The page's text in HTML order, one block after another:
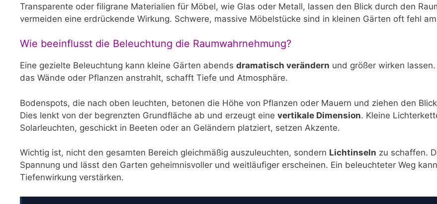
Transparente oder filigrane Materialien für Möbel, wie Glas oder Metall, lassen den Blick durch den
vermeiden eine erdrückende Wirkung. Schwere, massive Möbelstücke sind in kleinen Gärten oft fehl
Wie beeinflusst die Beleuchtung die Raumwahrnehmung?
Eine gezielte Beleuchtung kann kleine Gärten abends dramatisch verändern und größer wirken
das Wände oder Pflanzen anstrahlt, schafft Tiefe und Atmosphäre.
Bodenspots, die nach oben leuchten, betonen die Höhe von Pflanzen oder Mauern und ziehen den
Dies lenkt von der begrenzten Grundfläche ab und erzeugt eine vertikale Dimension. Kleine
Solarleuchten, geschickt in Beeten oder an Geländern platziert, setzen Akzente.
Wichtig ist, nicht den gesamten Bereich gleichmäßig auszuleuchten, sondern Lichtinseln zu schaffen.
Spannung und lässt den Garten geheimnisvoller und weitläufiger erscheinen. Ein beleuchteter Weg
Tiefenwirkung verstärken.